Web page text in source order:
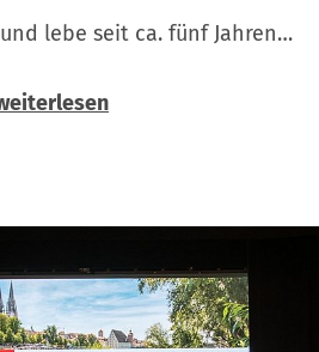
lebe seit ca. fünf Jahren…